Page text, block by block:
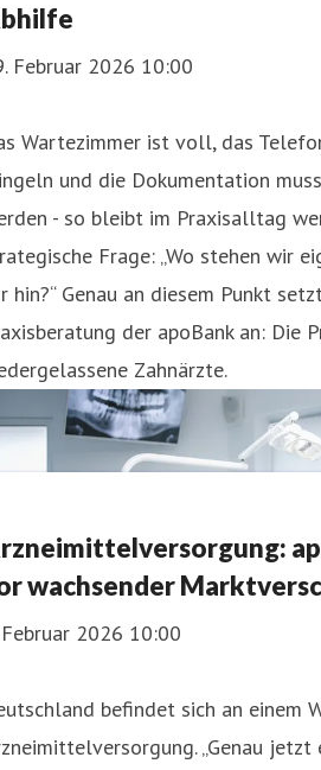
Februar 2026 10:00
Wartezimmer ist voll, das
und die Dokumentation
- so bleibt im Praxisalltag
Frage: „Wo stehen wir
hin?“ Genau an diesem Punkt
der apoBank an: Die
Zahnärzte.
wachsender
2026 10:00
befindet sich an einem
„Genau jetzt